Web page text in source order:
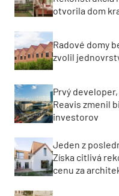
otvorila dom
Radové domy
zvolil
Prvý
Reavis zmenil
investorov
Jeden z
Získa citlivá
cenu za